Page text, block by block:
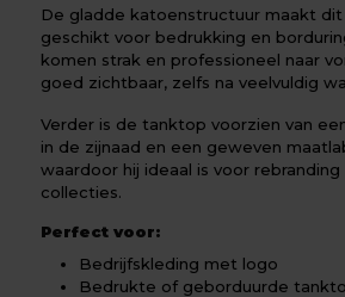
De gladde katoenstructuur maakt
geschikt voor bedrukking en
komen strak en professioneel naar
goed zichtbaar, zelfs na veelvuldig
Verder is de tanktop voorzien van
in de zijnaad en een geweven
waardoor hij ideaal is voor rebranding
collecties.
Perfect voor:
Bedrijfskleding met logo
Bedrukte of geborduurde